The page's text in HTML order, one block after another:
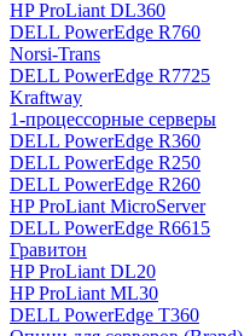
HP ProLiant DL360
DELL PowerEdge R760
Norsi-Trans
DELL PowerEdge R7725
Kraftway
1-процессорные серверы
DELL PowerEdge R360
DELL PowerEdge R250
DELL PowerEdge R260
HP ProLiant MicroServer
DELL PowerEdge R6615
Гравитон
HP ProLiant DL20
HP ProLiant ML30
DELL PowerEdge T360